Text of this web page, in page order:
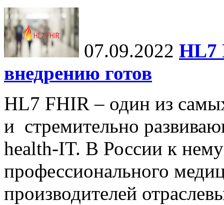
07.09.2022 HL7
внедрению готов
HL7 FHIR – один из
и стремительно
health-IT. В России к
профессионального
производителей